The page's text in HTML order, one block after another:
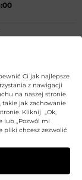
Ci jak najlepsze
z nawigacji
na naszej stronie.
jak zachowanie
Kliknij „Ok,
lub „Pozwól mi
pliki chcesz zezwolić